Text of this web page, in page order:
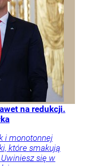
na redukcji.
i monotonnej
które smakują
się w